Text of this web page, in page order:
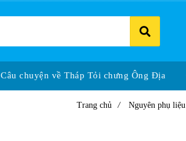
Câu chuyện về Tháp Tỏi chưng Ông Địa
Trang chủ / Nguyên phụ liệu